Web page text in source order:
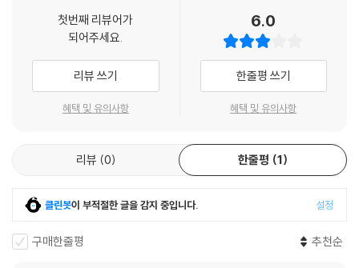
첫번째 리뷰어가
되어주세요.
리뷰 쓰기
혜택 및 유의사항
6.0
한줄평 쓰기
혜택 및 유의사항
리뷰 0 한줄평 1
클린봇이 부적절한 글을 감지 중입니다. 설정
구매한줄평 추천순